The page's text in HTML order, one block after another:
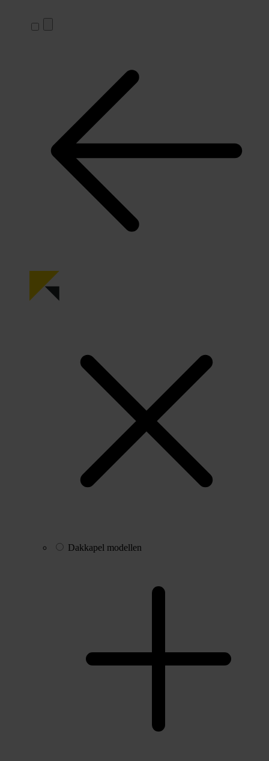
Dakkapel modellen